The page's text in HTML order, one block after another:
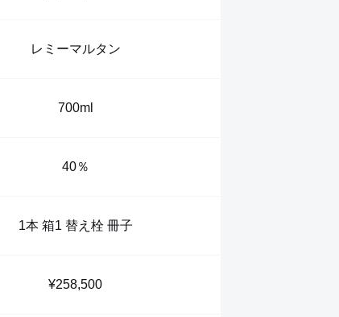
レミーマルタン
700ml
40％
1本 箱1 替え栓 冊子
¥258,500